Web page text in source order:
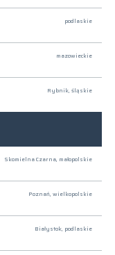
podlaskie
mazowieckie
Rybnik, śląskie
Skomielna Czarna, małopolskie
Poznań, wielkopolskie
Białystok, podlaskie